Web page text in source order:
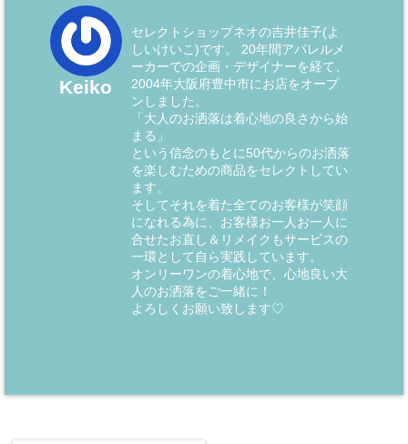
Keiko
セレクトショップネオの吉井佳子(よ
しいけいこ)です。 20年間アパレルメ
ーカーでの企画・デザイナーを経て、
2004年大阪府豊中市にお店をオープ
ンしました。
「大人のお洒落は着心地の良さから始
まる」
という信念のもとに50代からのお洒落
を楽しむための商品をセレクトしてい
ます。
そしてそれを着た全てのお客様が笑顔
になれる為に、お客様お一人お一人に
合せたお直し＆リメイクもサービスの
一環として自ら実践しています。
オンリーワンの着心地で、心地良い大
人のお洒落をご一緒に！
よろしくお願い致します♡